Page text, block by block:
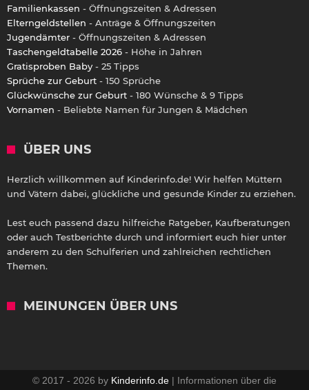
Familienkassen - Öffnungszeiten & Adressen
Elterngeldstellen - Anträge & Öffnungszeiten
Jugendämter - Öffnungszeiten & Adressen
Taschengeldtabelle 2026 - Höhe in Jahren
Gratisproben Baby - 25 Tipps
Sprüche zur Geburt - 150 Sprüche
Glückwünsche zur Geburt - 180 Wünsche & 9 Tipps
Vornamen - Beliebte Namen für Jungen & Mädchen
ÜBER UNS
Herzlich willkommen auf Kinderinfo.de! Wir helfen Müttern
und Vätern dabei, glückliche und gesunde Kinder zu erziehen.
Lest euch passend dazu hilfreiche Ratgeber, Kaufberatungen
oder auch Testberichte durch und informiert euch hier unter
anderem zu den Schulferien und zahlreichen rechtlichen
Themen.
MEINUNGEN ÜBER UNS
© 2017 - 2026 by Kinderinfo.de | Informationen über die